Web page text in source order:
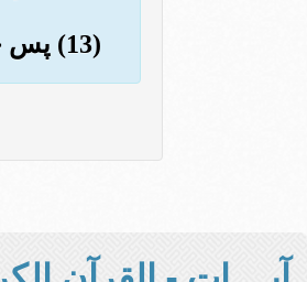
(13) پس چون آیات روشن (و کاملاً آشکار) ما به سراغ آنها آمد؛ گفتند : «این جادویی آشکار است».